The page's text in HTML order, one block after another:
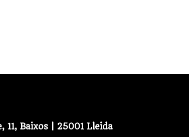
Baixos | 25001 Lleida